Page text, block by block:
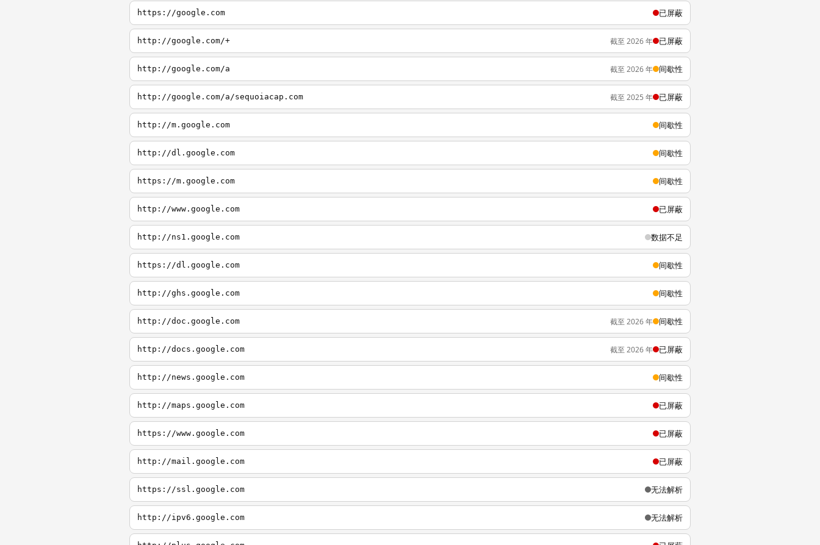
https://google.com 已屏蔽
http://google.com/+ 截至 2026 年 已屏蔽
http://google.com/a 截至 2026 年 间歇性
http://google.com/a/sequoiacap.com 截至 2025 年 已屏蔽
http://m.google.com 间歇性
http://dl.google.com 间歇性
https://m.google.com 间歇性
http://www.google.com 已屏蔽
http://ns1.google.com 数据不足
https://dl.google.com 间歇性
http://ghs.google.com 间歇性
http://doc.google.com 截至 2026 年 间歇性
http://docs.google.com 截至 2026 年 已屏蔽
http://news.google.com 间歇性
http://maps.google.com 已屏蔽
https://www.google.com 已屏蔽
http://mail.google.com 已屏蔽
https://ssl.google.com 无法解析
http://ipv6.google.com 无法解析